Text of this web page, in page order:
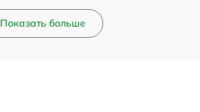
Показать больше